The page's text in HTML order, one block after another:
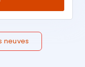
neuves